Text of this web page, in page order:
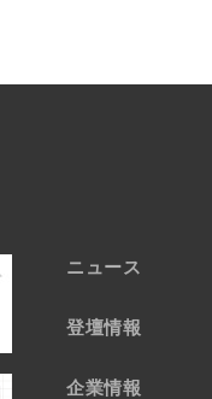
ニュース
登壇情報
企業情報